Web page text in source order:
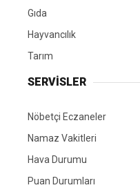
Gıda
Hayvancılık
Tarım
SERVİSLER
Nöbetçi Eczaneler
Namaz Vakitleri
Hava Durumu
Puan Durumları